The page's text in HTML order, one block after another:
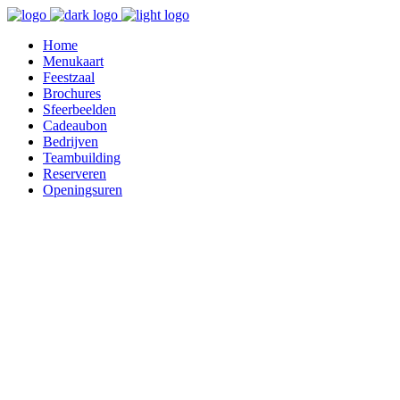
Home
Menukaart
Feestzaal
Brochures
Sfeerbeelden
Cadeaubon
Bedrijven
Teambuilding
Reserveren
Openingsuren